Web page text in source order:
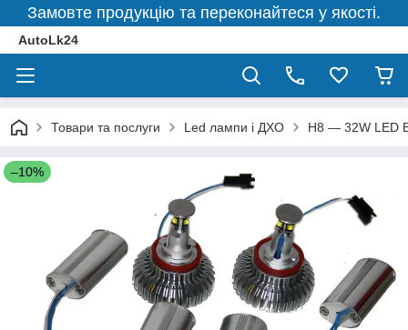
Замовте продукцію та переконайтеся у якості.
AutoLk24
Товари та послуги Led лампи і ДХО H8 — 32W LED
–10%